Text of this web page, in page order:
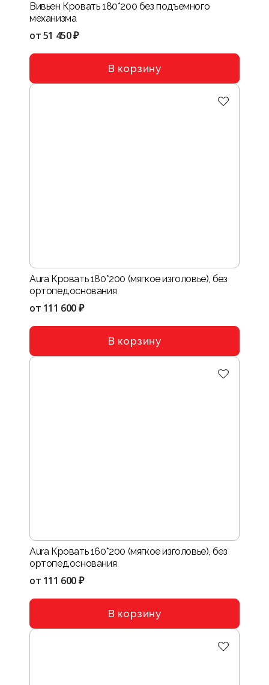
Вивьен Кровать 180*200 без подъемного
механизма
от51 450 ₽
В корзину
Aura Кровать 180*200 (мягкое изголовье), без
ортопед.основания
от 111 600 ₽
В корзину
Aura Кровать 160*200 (мягкое изголовье), без
ортопед.основания
от 111 600 ₽
В корзину